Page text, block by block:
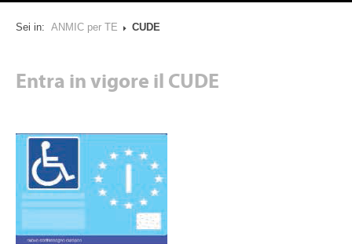
Sei in: ANMIC per TE CUDE
Entra in vigore il CUDE